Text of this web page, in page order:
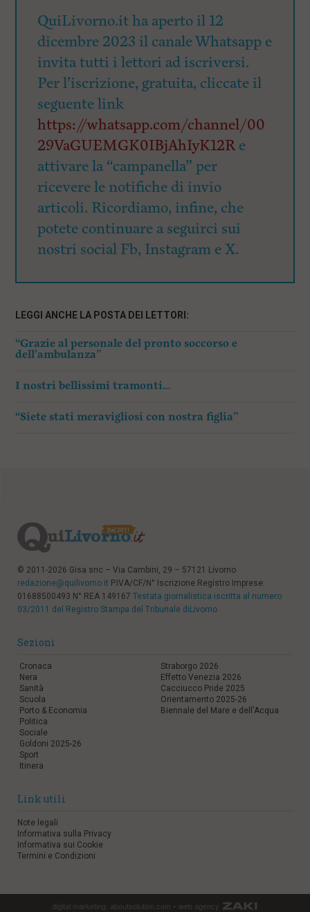
QuiLivorno.it ha aperto il 12
dicembre 2023 il canale Whatsapp e
invita tutti i lettori ad iscriversi.
Per l’iscrizione, gratuita, cliccate il
seguente link
https://whatsapp.com/channel/00
29VaGUEMGK0IBjAhIyK12Re
attivare la “campanella” per
ricevere le notifiche di invio
articoli. Ricordiamo, infine, che
potete continuare a seguirci sui
nostri social Fb, Instagram e X.
LEGGI ANCHE LA POSTA DEI LETTORI:
“Grazie al personale del pronto soccorso e
dell’ambulanza”
I nostri bellissimi tramonti…
“Siete stati meravigliosi con nostra figlia”
© 2011-2026 Gisa snc – Via Cambini, 29 – 57121 Livorno
redazione@quilivorno.it P.IVA/CF/N° Iscrizione Registro Imprese:
01688500493 N° REA 149167 Testata giornalistica iscritta al numero
03/2011 del Registro Stampa del Tribunale diLivorno
Sezioni
Cronaca
Nera
Sanità
Scuola
Porto & Economia
Politica
Sociale
Goldoni 2025-26
Sport
Itinera
Straborgo 2026
Effetto Venezia 2026
Cacciucco Pride 2025
Orientamento 2025-26
Biennale del Mare e dell'Acqua
Link utili
Note legali
Informativa sulla Privacy
Informativa sui Cookie
Termini e Condizioni
digital marketing: aboutsolution.com •web agency